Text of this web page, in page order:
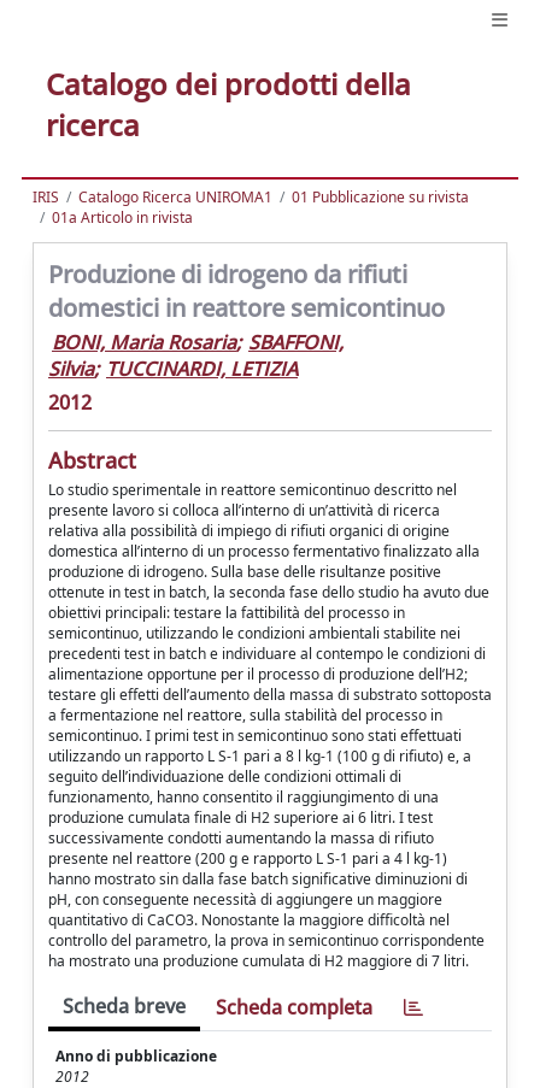
Catalogo dei prodotti della
ricerca
IRIS Catalogo Ricerca UNIROMA1
01 Pubblicazione su rivista
01a Articolo in rivista
Produzione di idrogeno da rifiuti
domestici in reattore semicontinuo
BONI, Maria Rosaria; SBAFFONI,
Silvia; TUCCINARDI, LETIZIA
2012
Abstract
Lo studio sperimentale in reattore semicontinuo descritto nel
presente lavoro si colloca all’interno di un’attività di ricerca
relativa alla possibilità di impiego di rifiuti organici di origine
domestica all’interno di un processo fermentativo finalizzato alla
produzione di idrogeno. Sulla base delle risultanze positive
ottenute in test in batch, la seconda fase dello studio ha avuto due
obiettivi principali: testare la fattibilità del processo in
semicontinuo, utilizzando le condizioni ambientali stabilite nei
precedenti test in batch e individuare al contempo le condizioni di
alimentazione opportune per il processo di produzione dell’H2;
testare gli effetti dell’aumento della massa di substrato sottoposta
a fermentazione nel reattore, sulla stabilità del processo in
semicontinuo. I primi test in semicontinuo sono stati effettuati
utilizzando un rapporto L S-1 pari a 8 l kg-1 (100 g di rifiuto) e, a
seguito dell’individuazione delle condizioni ottimali di
funzionamento, hanno consentito il raggiungimento di una
produzione cumulata finale di H2 superiore ai 6 litri. I test
successivamente condotti aumentando la massa di rifiuto
presente nel reattore (200 g e rapporto L S-1 pari a 4 l kg-1)
hanno mostrato sin dalla fase batch significative diminuzioni di
pH, con conseguente necessità di aggiungere un maggiore
quantitativo di CaCO3. Nonostante la maggiore difficoltà nel
controllo del parametro, la prova in semicontinuo corrispondente
ha mostrato una produzione cumulata di H2 maggiore di 7 litri.
Scheda breve Scheda completa
Anno di pubblicazione
2012